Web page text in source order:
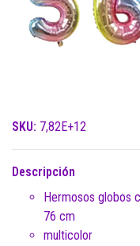
SKU: 7,82E+12
Descripción
Hermosos globos
76 cm
multicolor